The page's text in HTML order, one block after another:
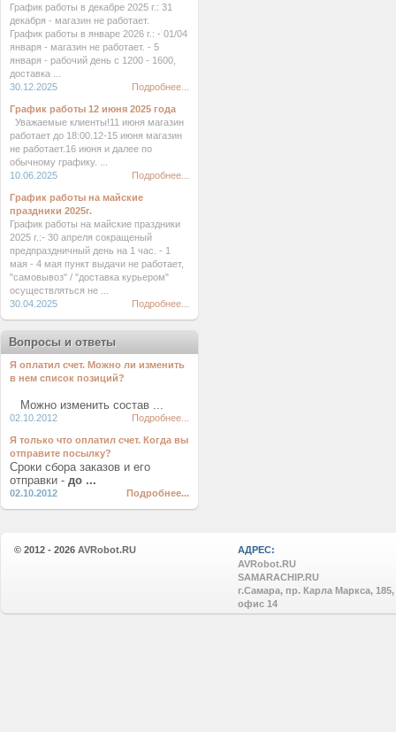
График работы в декабре 2025 г.: 31
декабря - магазин не работает.
График работы в январе 2026 г.: - 01/04
января - магазин не работает. - 5
января - рабочий день с 1200 - 1600,
доставка ...
30.12.2025
Подробнее...
График работы 12 июня 2025 года
Уважаемые клиенты!11 июня магазин
работает до 18:00.12-15 июня магазин
не работает.16 июня и далее по
обычному графику. ...
10.06.2025
Подробнее...
График работы на майские
праздники 2025г.
График работы на майские праздники
2025 г.:- 30 апреля сокращеный
предпраздничный день на 1 час. - 1
мая - 4 мая пункт выдачи не работает,
"самовывоз" / "доставка курьером"
осуществляться не ...
30.04.2025
Подробнее...
Вопросы и ответы
Я оплатил счет. Можно ли изменить
в нем список позиций?
Можно изменить состав ...
02.10.2012 Подробнее...
Я только что оплатил счет. Когда вы
отправите посылку?
Сроки сбора заказов и его
отправки - до ...
02.10.2012 Подробнее...
© 2012 - 2026 AVRobot.RU
АДРЕС:
AVRobot.RU
SAMARACHIP.RU
г.Самара, пр. Карла Маркса, 185,
офис 14